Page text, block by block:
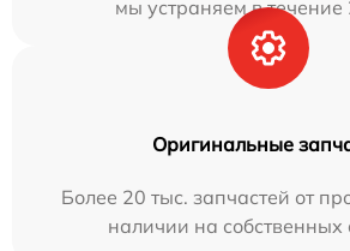
мы устраняем в течение
Оригинальные
Более 20 тыс. запчастей от
наличии на собственных